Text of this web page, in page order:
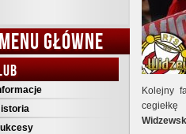
GŁÓWNE
Kolejny